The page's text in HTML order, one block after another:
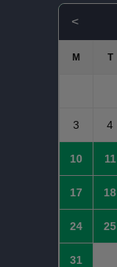
<
3 4
10 11
17 18
24 25
31